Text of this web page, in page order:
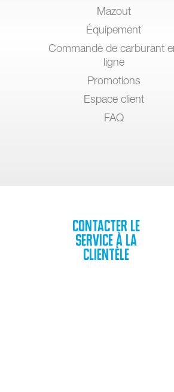
Mazout
Équipement
Commande de carburant
ligne
Promotions
Espace client
FAQ
Contacter le
service à la
clientèle